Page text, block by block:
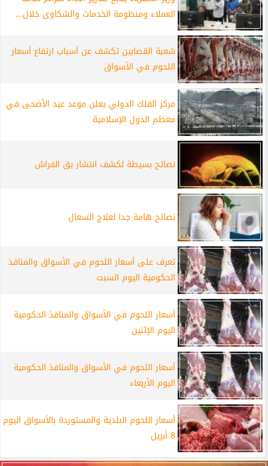
العملاء ومنظومة الخدمات والشكاوى خلال...
شعبة القصابين تكشف عن أسباب ارتفاع أسعار
اللحوم في الأسواق
مركز الفلك الدولي يعلن موعد عيد الأضحى في
معظم الدول الإسلامية
نصائح بسيطة لكشف انتشار بق الفراش
نصائح هامة جدا لعلاج السعال
تعرف على أسعار اللحوم في الأسواق والمنافذ
الحكومية اليوم السبت
أسعار اللحوم في الأسواق والمنافذ الحكومية
اليوم الإثنين
أسعار اللحوم في الأسواق والمنافذ الحكومية
اليوم الأربعاء
أسعار اللحوم البلدية والمستوردة بالأسواق اليوم
8 أبريل